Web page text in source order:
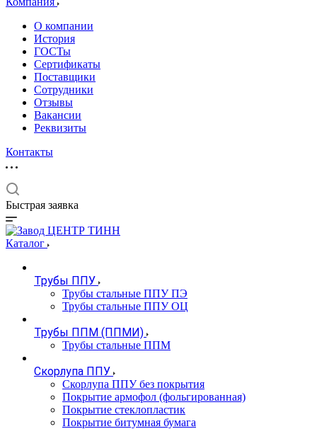
О компании
История
ГОСТы
Сертификаты
Поставщики
Сотрудники
Отзывы
Вакансии
Реквизиты
Контакты
Быстрая заявка
Каталог
Трубы ППУ
Трубы стальные ППУ ПЭ
Трубы стальные ППУ ОЦ
Трубы ППМ (ППМИ)
Трубы стальные ППМ
Скорлупа ППУ
Скорлупа ППУ без покрытия
Покрытие армофол (фольгированная)
Покрытие стеклопластик
Покрытие битумная бумага